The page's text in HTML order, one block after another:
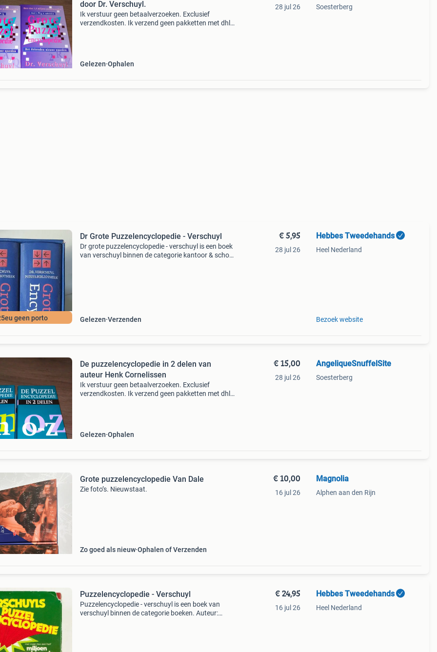
door Dr. Verschuyl.
Ik verstuur geen betaalverzoeken. Exclusief
verzendkosten. Ik verzend geen pakketten met dhl.
Gelezen Ophalen
28 jul 26 Soesterberg
geen porto
Dr Grote Puzzelencyclopedie - Verschuyl
Dr grote puzzelencyclopedie - verschuyl is een boek
van verschuyl binnen de categorie kantoor & school
Gelezen Verzenden
€ 5,95
28 jul 26
Hebbes Tweedehands
Heel Nederland
Bezoek website
De puzzelencyclopedie in 2 delen van
auteur Henk Cornelissen
Ik verstuur geen betaalverzoeken. Exclusief
verzendkosten. Ik verzend geen pakketten met dhl.
Gelezen Ophalen
€ 15,00
28 jul 26
AngeliqueSnuffelSite
Soesterberg
Grote puzzelencyclopedie Van Dale
Zie foto’s. Nieuwstaat.
Zo goed als nieuw Ophalen of Verzenden
€ 10,00
16 jul 26
Magnolia
Alphen aan den Rijn
Puzzelencyclopedie - Verschuyl
Puzzelencyclopedie - verschuyl is een boek van
verschuyl binnen de categorie boeken. Auteur:
€ 24,95
16 jul 26
Hebbes Tweedehands
Heel Nederland